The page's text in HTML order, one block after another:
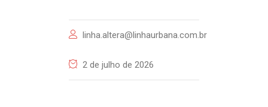
linha.altera@linhaurbana.com.br
2 de julho de 2026